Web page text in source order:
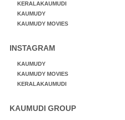
KERALAKAUMUDI
KAUMUDY
KAUMUDY MOVIES
INSTAGRAM
KAUMUDY
KAUMUDY MOVIES
KERALAKAUMUDI
KAUMUDI GROUP